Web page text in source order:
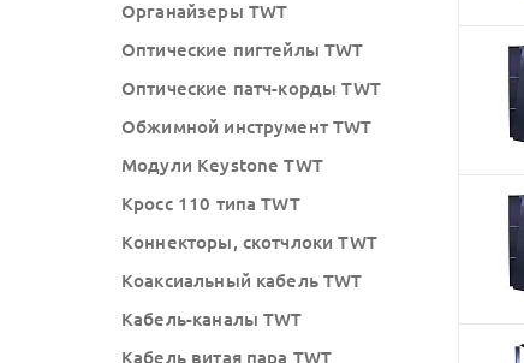
Органайзеры TWT
Оптические пигтейлы TWT
Оптические патч-корды TWT
Обжимной инструмент TWT
Модули Keystone TWT
Кросс 110 типа TWT
Коннекторы, скотчлоки TWT
Коаксиальный кабель TWT
Кабель-каналы TWT
Кабель витая пара TWT